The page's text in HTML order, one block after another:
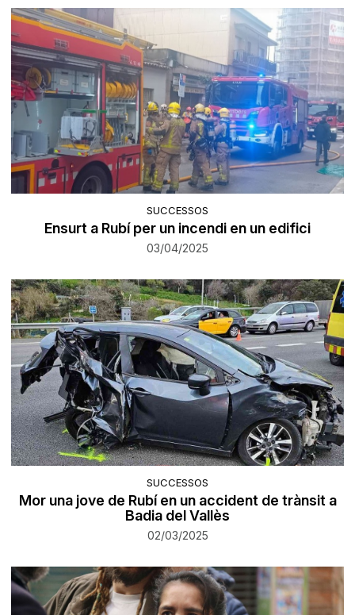
SUCCESSOS
Ensurt a Rubí per un incendi en un edifici
03/04/2025
SUCCESSOS
Mor una jove de Rubí en un accident de trànsit a
Badia del Vallès
02/03/2025